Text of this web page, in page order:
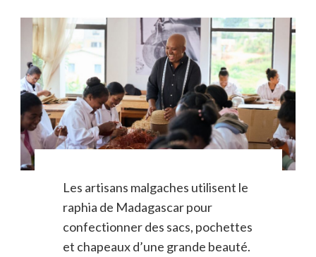
Les artisans malgaches utilisent le
raphia de Madagascar pour
confectionner des sacs, pochettes
et chapeaux d’une grande beauté.